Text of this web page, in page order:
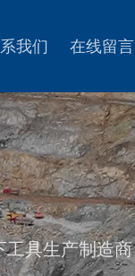
我们 在线留言
工具生产制造商